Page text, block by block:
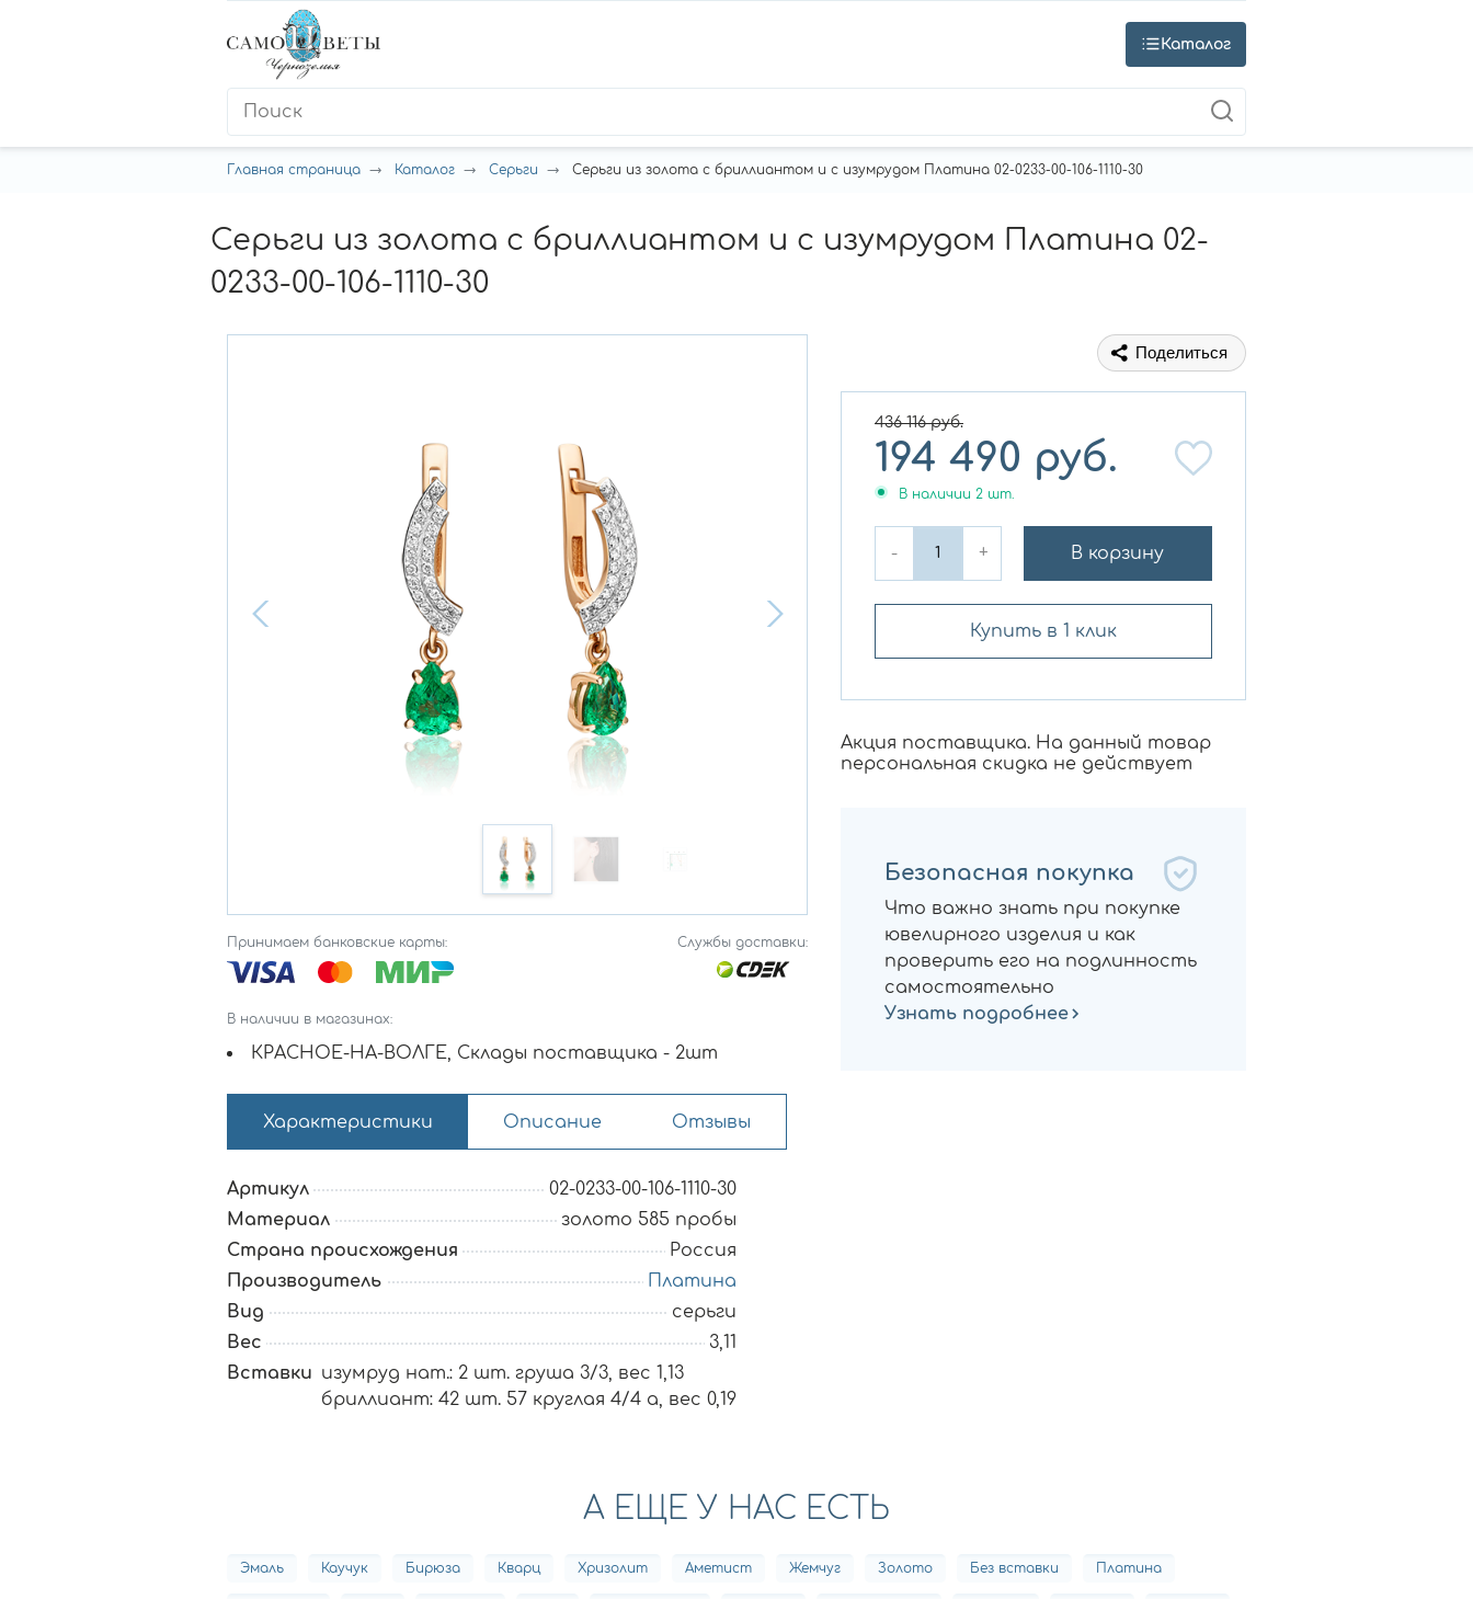
Каталог
Главная страница Каталог Серьги Серьги из золота с бриллиантом и с изумрудом Платина 02-0233-00-106-1110-30
Серьги из золота с бриллиантом и с изумрудом Платина 02-
0233-00-106-1110-30
Принимаем банковские карты: Службы доставки:
В наличии в магазинах:
КРАСНОЕ-НА-ВОЛГЕ, Склады поставщика - 2шт
Поделиться
436 116руб.
194 490 руб.
В наличии 2шт.
- + В корзину
Купить в 1 клик
Акция поставщика. На данный товар
персональная скидка не действует
Безопасная покупка
Что важно знать при покупке
ювелирного изделия и как
проверить его на подлинность
самостоятельно
Узнать подробнее
Характеристики Описание Отзывы
Артикул
02-0233-00-106-1110-30
Материал
золото 585 пробы
Страна происхождения
Россия
Производитель
Платина
Вид
серьги
Вес
3,11
Вставки изумруд нат.: 2 шт. груша 3/3, вес 1,13
бриллиант: 42 шт. 57 круглая 4/4 а, вес 0,19
А ЕЩЕ У НАС ЕСТЬ
Эмаль Каучук Бирюза Кварц Хризолит Аметист Жемчуг Золото Без вставки Платина